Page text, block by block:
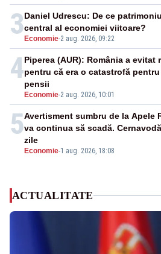
3 Economie-2 aug. 2026, 09:22
Daniel Udrescu: De ce
central al economiei viitoare?
4
Economie-2 aug. 2026, 10:01
Piperea (AUR): România a evitat
pentru că era o catastrofă
pensii
5
Economie-1 aug. 2026, 18:08
Avertisment sumbru de la Apele
va continua să scadă.
zile
ACTUALITATE